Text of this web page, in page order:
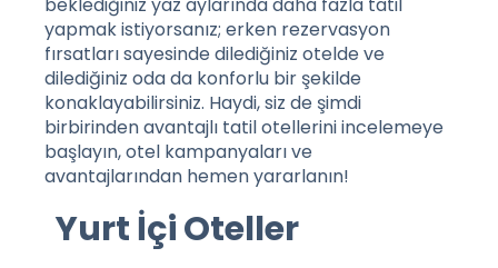
beklediğiniz yaz aylarında daha fazla tatil
yapmak istiyorsanız; erken rezervasyon
fırsatları sayesinde dilediğiniz otelde ve
dilediğiniz oda da konforlu bir şekilde
konaklayabilirsiniz. Haydi, siz de şimdi
birbirinden avantajlı tatil otellerini incelemeye
başlayın, otel kampanyaları ve
avantajlarından hemen yararlanın!
Yurt İçi Oteller